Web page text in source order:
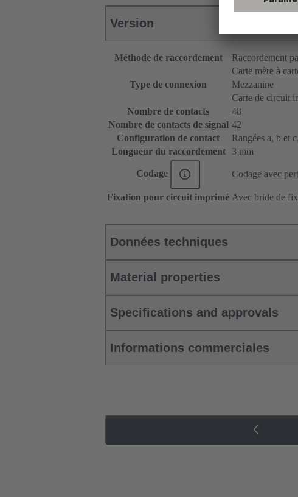
Version
Méthode de raccordement Raccordement
Type de connexion
Carte mère à
Mezzanine
Carte de circuit
Nombre de contacts
48
Nombre de contacts de signal 42
Configuration de contact
Rangées a, b et
Longueur du raccordement
3 mm
Codage Codage avec
Fixation pour circuit imprimé Avec bride de
Données techniques
Material properties
Specifications and approvals
Informations commerciales